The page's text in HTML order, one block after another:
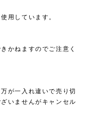
用しています。
かねますのでご注意く
が一入れ違いで売り切
いませんがキャンセル